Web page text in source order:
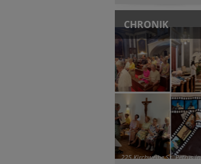
CHRONIK
225 Kirchweihe St. Petrus in